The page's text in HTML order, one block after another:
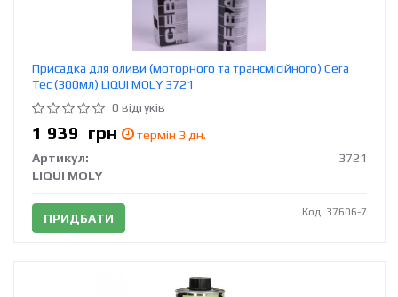
Присадка для оливи (моторного та трансмісійного) Cera
Tec (300мл) LIQUI MOLY 3721
0 відгуків
1 939 грн
термін 3 дн.
Артикул:
3721
LIQUI MOLY
ПРИДБАТИ Код: 37606-7